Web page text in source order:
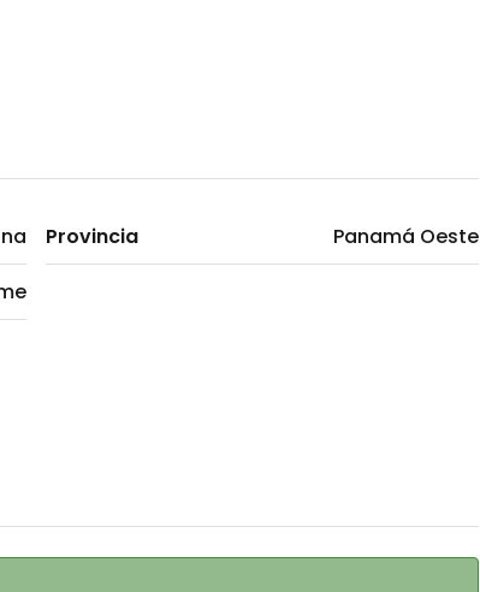
Provincia Panamá Oeste